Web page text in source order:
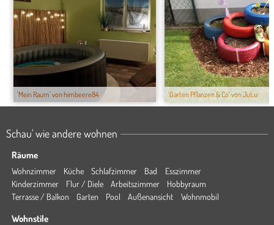
'Mein Raum' von himbeere84 'Garten Pflanzen & Co' von JuLu
Schau' wie andere wohnen
Räume
Wohnzimmer Küche Schlafzimmer Bad
Esszimmer
Kinderzimmer
Flur / Diele Arbeitszimmer
Hobbyraum
Terrasse / Balkon
Garten Pool Außenansicht Wohnmobil
Wohnstile